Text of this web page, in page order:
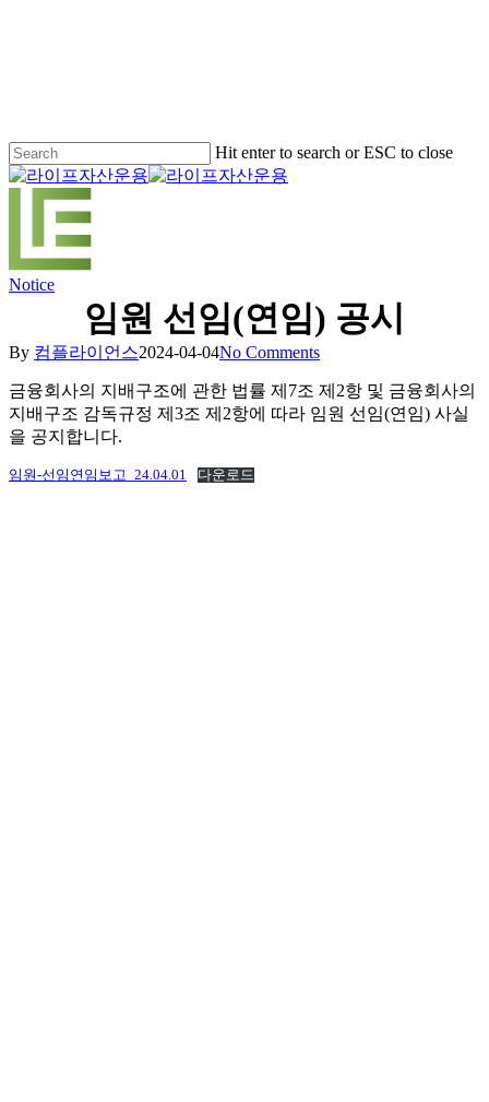
Hit enter to search or ESC to close
Close
Search
Menu
Notice
임원 선임(연임) 공시
By 컴플라이언스2024-04-04No Comments
금융회사의 지배구조에 관한 법률 제7조 제2항 및 금융회사의
지배구조 감독규정 제3조 제2항에 따라 임원 선임(연임) 사실
을 공지합니다.
임원-선임연임보고_24.04.01 다운로드